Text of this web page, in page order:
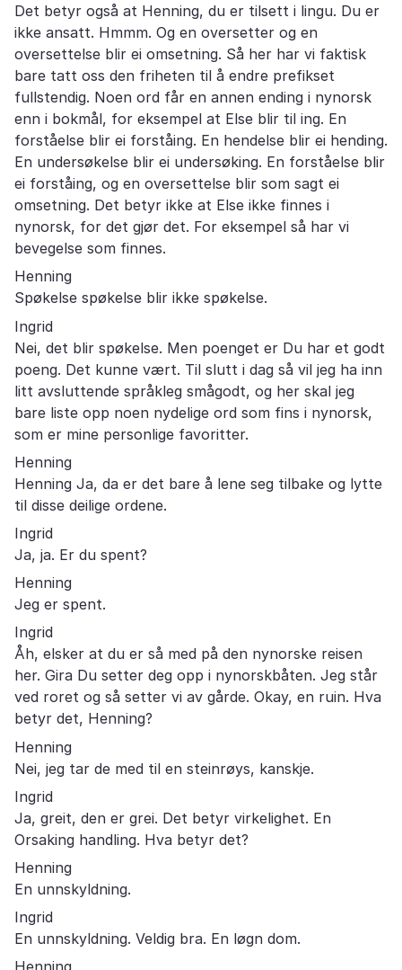
Det betyr også at Henning, du er tilsett i lingu. Du er
ikke ansatt. Hmmm. Og en oversetter og en
oversettelse blir ei omsetning. Så her har vi faktisk
bare tatt oss den friheten til å endre prefikset
fullstendig. Noen ord får en annen ending i nynorsk
enn i bokmål, for eksempel at Else blir til ing. En
forståelse blir ei forståing. En hendelse blir ei hending.
En undersøkelse blir ei undersøking. En forståelse blir
ei forståing, og en oversettelse blir som sagt ei
omsetning. Det betyr ikke at Else ikke finnes i
nynorsk, for det gjør det. For eksempel så har vi
bevegelse som finnes.
Henning
Spøkelse spøkelse blir ikke spøkelse.
Ingrid
Nei, det blir spøkelse. Men poenget er Du har et godt
poeng. Det kunne vært. Til slutt i dag så vil jeg ha inn
litt avsluttende språkleg smågodt, og her skal jeg
bare liste opp noen nydelige ord som fins i nynorsk,
som er mine personlige favoritter.
Henning
Henning Ja, da er det bare å lene seg tilbake og lytte
til disse deilige ordene.
Ingrid
Ja, ja. Er du spent?
Henning
Jeg er spent.
Ingrid
Åh, elsker at du er så med på den nynorske reisen
her. Gira Du setter deg opp i nynorskbåten. Jeg står
ved roret og så setter vi av gårde. Okay, en ruin. Hva
betyr det, Henning?
Henning
Nei, jeg tar de med til en steinrøys, kanskje.
Ingrid
Ja, greit, den er grei. Det betyr virkelighet. En
Orsaking handling. Hva betyr det?
Henning
En unnskyldning.
Ingrid
En unnskyldning. Veldig bra. En løgn dom.